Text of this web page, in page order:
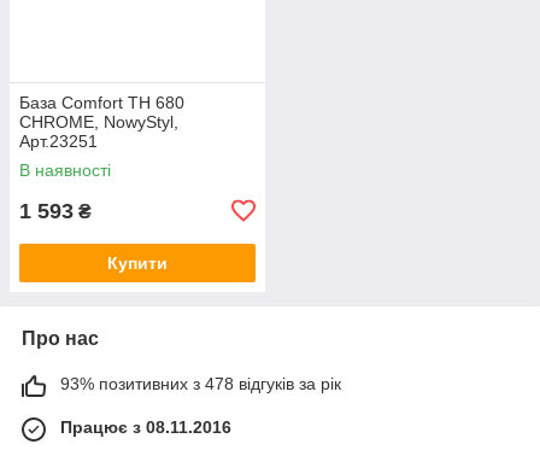
База Comfort TH 680
CHROME, NowyStyl,
Арт.23251
В наявності
1 593 ₴
Купити
Про нас
93% позитивних з 478 відгуків за рік
Працює з 08.11.2016